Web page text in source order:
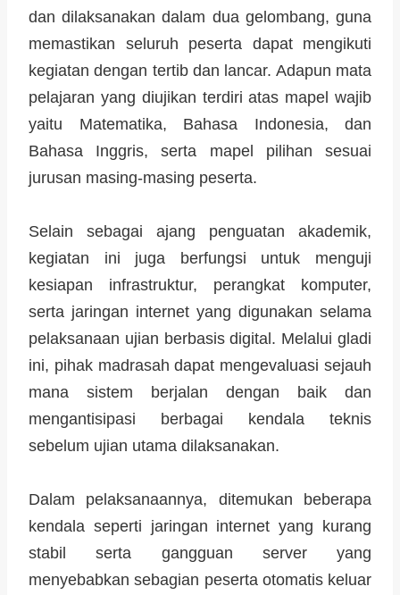
dan dilaksanakan dalam dua gelombang, guna
memastikan seluruh peserta dapat mengikuti
kegiatan dengan tertib dan lancar. Adapun mata
pelajaran yang diujikan terdiri atas mapel wajib
yaitu Matematika, Bahasa Indonesia, dan
Bahasa Inggris, serta mapel pilihan sesuai
jurusan masing-masing peserta.
Selain sebagai ajang penguatan akademik,
kegiatan ini juga berfungsi untuk menguji
kesiapan infrastruktur, perangkat komputer,
serta jaringan internet yang digunakan selama
pelaksanaan ujian berbasis digital. Melalui gladi
ini, pihak madrasah dapat mengevaluasi sejauh
mana sistem berjalan dengan baik dan
mengantisipasi berbagai kendala teknis
sebelum ujian utama dilaksanakan.
Dalam pelaksanaannya, ditemukan beberapa
kendala seperti jaringan internet yang kurang
stabil serta gangguan server yang
menyebabkan sebagian peserta otomatis keluar